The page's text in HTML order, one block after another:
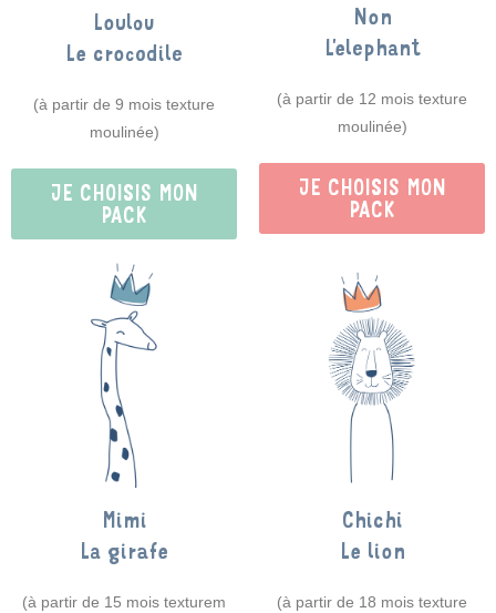
Loulou
Le crocodile
(à partir de 9 mois texture
moulinée)
JE CHOISIS MON
PACK
Non
L'elephant
(à partir de 12 mois texture
moulinée)
JE CHOISIS MON
PACK
Mimi
La girafe
(à partir de 15 mois texturem
Chichi
Le lion
(à partir de 18 mois texture